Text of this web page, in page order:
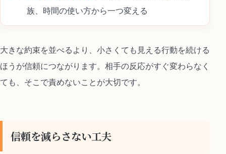
族、時間の使い方から一つ変える
大きな約束を並べるより、小さくても見える行動を続ける
ほうが信頼につながります。相手の反応がすぐ変わらなく
ても、そこで責めないことが大切です。
信頼を減らさない工夫